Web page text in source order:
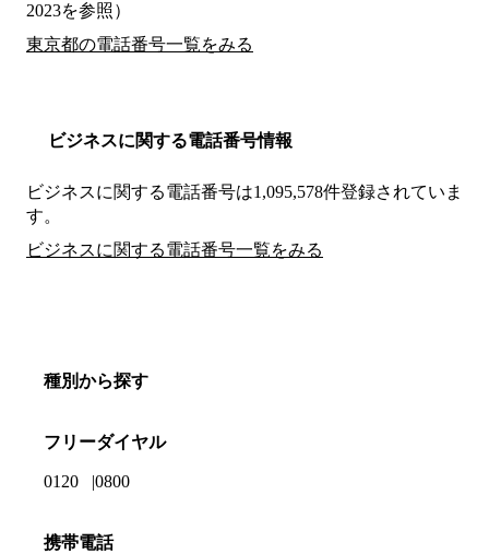
2023を参照）
東京都の電話番号一覧をみる
ビジネスに関する電話番号情報
ビジネスに関する電話番号は1,095,578件登録されていま
す。
ビジネスに関する電話番号一覧をみる
種別から探す
フリーダイヤル
0120 0800
携帯電話